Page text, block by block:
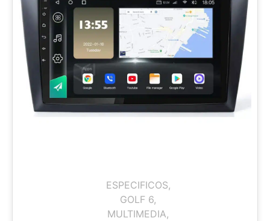
ESPECIFICOS,
GOLF 6,
MULTIMEDIA,